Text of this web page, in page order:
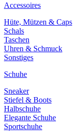
Accessoires
Hüte, Mützen & Caps
Schals
Taschen
Uhren & Schmuck
Sonstiges
Schuhe
Sneaker
Stiefel & Boots
Halbschuhe
Elegante Schuhe
Sportschuhe